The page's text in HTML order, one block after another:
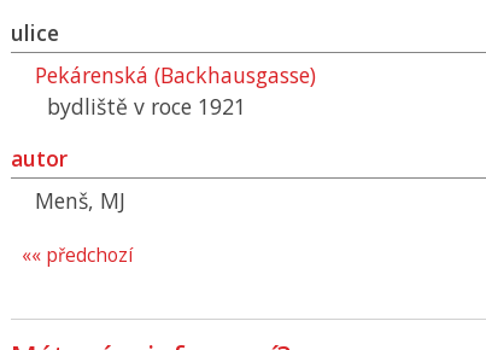
ulice
Pekárenská (Backhausgasse)
bydliště v roce 1921
autor
Menš, MJ
«« předchozí